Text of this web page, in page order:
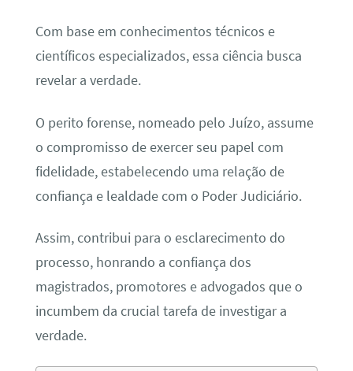
Com base em conhecimentos técnicos e
científicos especializados, essa ciência busca
revelar a verdade.
O perito forense, nomeado pelo Juízo, assume
o compromisso de exercer seu papel com
fidelidade, estabelecendo uma relação de
confiança e lealdade com o Poder Judiciário.
Assim, contribui para o esclarecimento do
processo, honrando a confiança dos
magistrados, promotores e advogados que o
incumbem da crucial tarefa de investigar a
verdade.